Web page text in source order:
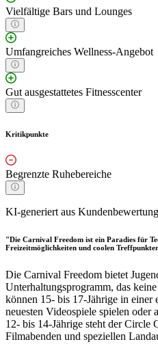
Vielfältige Bars und Lounges
Umfangreiches Wellness-Angebot
Gut ausgestattetes Fitnesscenter
Kritikpunkte
Begrenzte Ruhebereiche
KI-generiert aus
"Die Carnival Freedom ist ein Paradies für
Freizeitmöglichkeiten und coolen
Die Carnival Freedom bietet
Unterhaltungsprogramm, das
können 15- bis 17-Jährige in einer
neuesten Videospiele spielen oder
12- bis 14-Jährige steht der Circle
Filmabenden und speziellen